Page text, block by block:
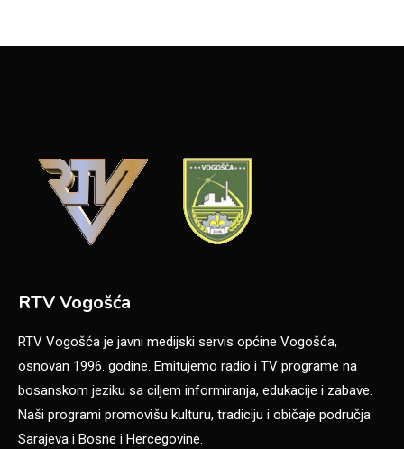
RTV Vogošća
RTV Vogošća je javni medijski servis općine Vogošća,
osnovan 1996. godine. Emitujemo radio i TV programe na
bosanskom jeziku sa ciljem informiranja, edukacije i zabave.
Naši programi promovišu kulturu, tradiciju i običaje područja
Sarajeva i Bosne i Hercegovine.